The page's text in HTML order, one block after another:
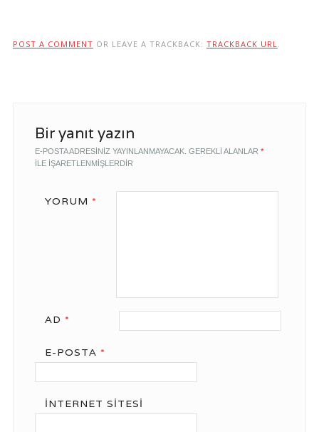
POST A COMMENT OR LEAVE A TRACKBACK: TRACKBACK URL.
Bir yanıt yazın
E-POSTA ADRESINIZ YAYINLANMAYACAK. GEREKLI ALANLAR *
ILE IŞARETLENMIŞLERDIR
YORUM *
AD *
E-POSTA *
İNTERNET SITESI